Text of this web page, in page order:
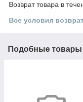
Возврат товара в
Все условия
Подобные товары